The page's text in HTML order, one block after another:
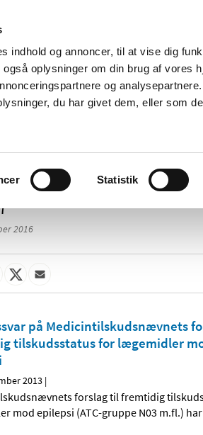
indhold og annoncer, til at vise dig
oplysninger om din brug af vores
og
du har givet dem, eller som
Statistik
Nyheder Om os
Tilskud og
Apoteker og
2016
på Medicintilskudsnævnets
tilskudsstatus for lægemidler
2013 |
forslag til fremtidig
mod epilepsi (ATC-gruppe N03 m.fl.)